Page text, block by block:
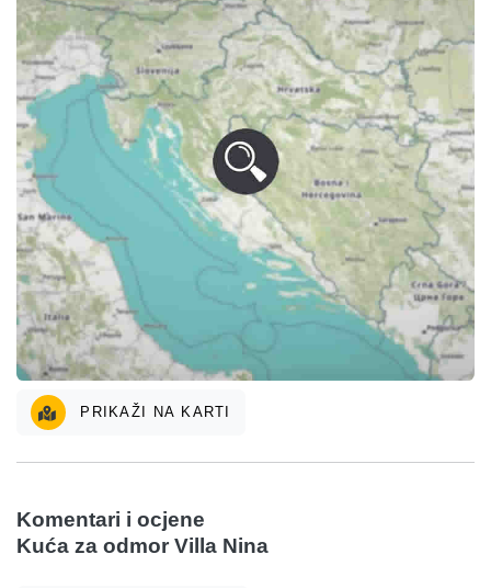
PRIKAŽI NA KARTI
Komentari i ocjene
Kuća za odmor Villa Nina